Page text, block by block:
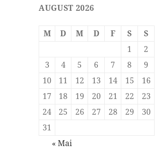
AUGUST 2026
M D M D F S
S
1
2
3
4 5 6 7 8
9
10
11 12 13 14 15
16
17
18 19 20 21 22
23
24
25 26 27 28 29
30
31
« Mai